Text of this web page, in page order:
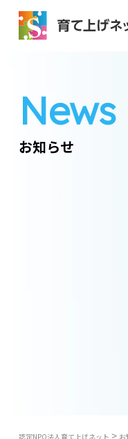
News
お知らせ
認定NPO法人育て上げネット > お